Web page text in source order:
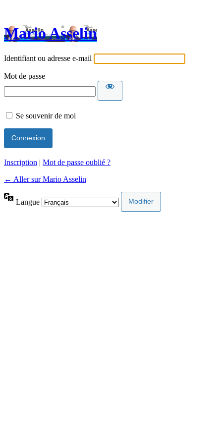
Mario Asselin
Identifiant ou adresse e-mail
Mot de passe
Se souvenir de moi
Inscription | Mot de passe oublié ?
← Aller sur Mario Asselin
Langue